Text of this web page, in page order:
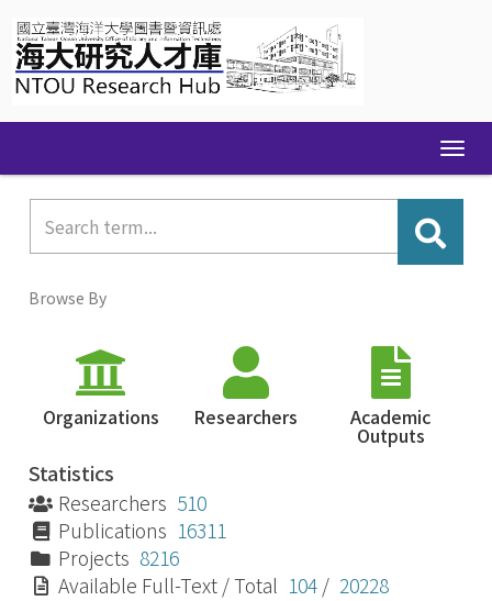
navigation
Browse By
Organizations Researchers Academic
Outputs
Statistics
Researchers 510
Publications 16311
Projects 8216
Available Full-Text / Total 104 / 20228